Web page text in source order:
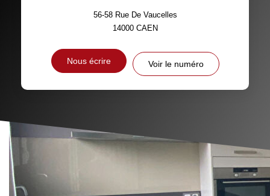
56-58 Rue De Vaucelles
14000 CAEN
Nous écrire Voir le numéro